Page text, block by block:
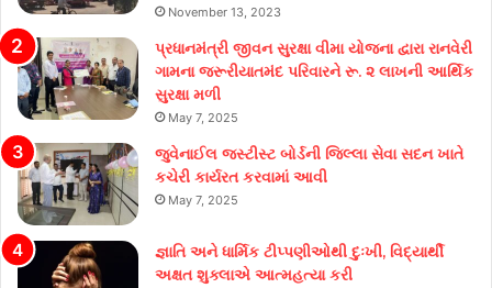
November 13, 2023
પ્રધાનમંત્રી જીવન સુરક્ષા વીમા યોજના દ્વારા રાનવેરી
ગામના જરૂરીયાતમંદ પરિવારને રૂ. ૨ લાખની આર્થિક
સુરક્ષા મળી
May 7, 2025
જુવેનાઈલ જસ્ટીસ્ટ બોર્ડની જિલ્લા સેવા સદન ખાતે
કચેરી કાર્યરત કરવામાં આવી
May 7, 2025
જ્ઞાતિ અને ધાર્મિક ટીપ્પણીઓથી દુઃખી, વિદ્યાર્થી
અક્ષત શુક્લાએ આત્મહત્યા કરી